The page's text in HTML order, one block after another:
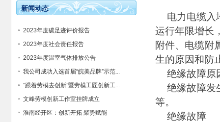
电力电缆入
运行年限增长
附件、电缆附
生的原因和防
绝缘故障原
绝缘故障发
等。
绝缘故障
新闻动态
2023年度碳足迹评价报告
2023年度社会责任报告
2023年度温室气体排放公告
我公司成功入选首届“皖美品牌”示范...
“跟着劳模去创新”暨劳模工匠创新工...
文峰劳模创新工作室挂牌成立
淮南经开区：创新开拓 聚势赋能